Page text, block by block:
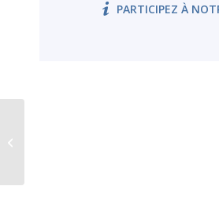
PARTICIPEZ À